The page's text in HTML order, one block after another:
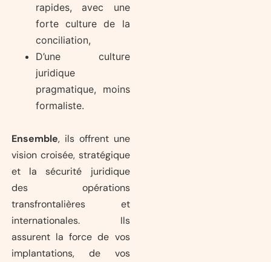
rapides, avec une
forte culture de la
conciliation,
D’une culture
juridique
pragmatique, moins
formaliste.
Ensemble, ils offrent une
vision croisée, stratégique
et la sécurité juridique
des opérations
transfrontalières et
internationales. Ils
assurent la force de vos
implantations, de vos